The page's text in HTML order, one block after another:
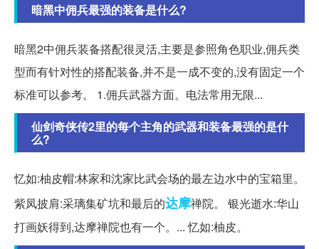
暗黑中佣兵最强的装备是什么?
暗黑2中佣兵装备搭配很灵活,主要是参照角色职业,佣兵类
型而有针对性的搭配装备,并不是一成不变的,没有固定一个
标准可以参考。 1.佣兵武器方面。电法常用无限...
仙剑奇侠传2里的每个主角的武器和装备最强的是什
么?
忆如:柚皮帽:林家和沈家比武会场的最左边水中的宝箱里。
紫凤披肩:采璃集矿坑和最后的达摩禅院。 银光逝水:华山
打画妖得到,达摩禅院也有一个。... 忆如:柚皮。